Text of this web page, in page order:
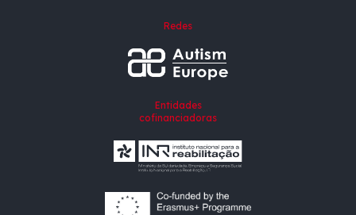
Redes
Entidades
cofinanciadoras